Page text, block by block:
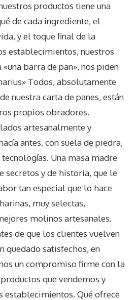
productos tiene una
de cada ingrediente, el
y el toque final de la
establecimientos, nuestros
barra de pan», nos piden
Todos, absolutamente
nuestra carta de panes, están
propios obradores.
artesanalmente y
antes, con suela de piedra,
Una masa madre
secretos y de historia, que le
tan especial que lo hace
muy selectas,
molinos artesanales.
de que los clientes vuelven
quedado satisfechos, en
un compromiso firme con la
que vendemos y
establecimientos. Qué ofrece